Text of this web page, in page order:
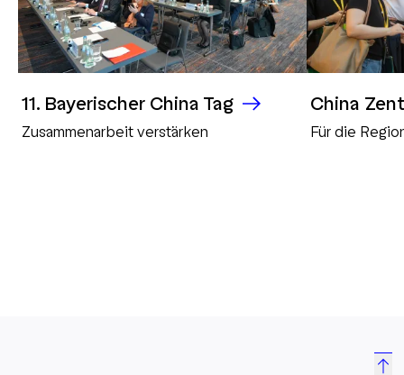
11. Bayerischer China Tag
Zusammenarbeit verstärken
China
Für die